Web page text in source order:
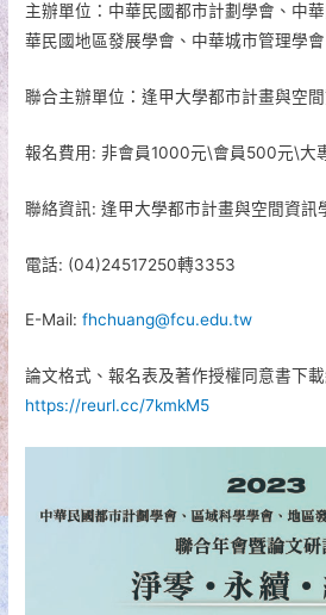
主辦單位：中華民國都市計劃學會、中
華民國地區發展學會、中華城市管理學會
聯合主辦單位：逢甲大學都市計畫與空
報名費用: 非會員1000元\會員500元\大
聯絡資訊: 逢甲大學都市計畫與空間資訊
電話: (04)24517250轉3353
E-Mail:fhchuang@fcu.edu.tw
論文格式、報名表及著作授權同意書下
https://reurl.cc/7kmkM5